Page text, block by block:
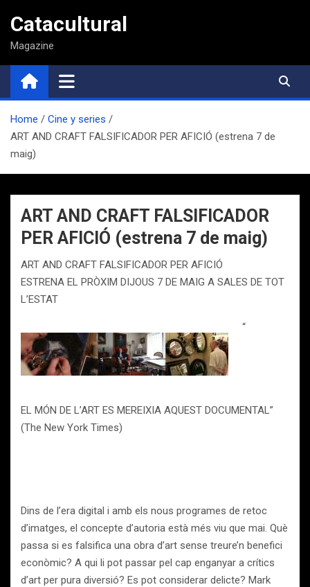
contenido
Catacultural
Magazine
Home
Cine y series
ART AND CRAFT FALSIFICADOR PER AFICIÓ (estrena 7 de
maig)
ART AND CRAFT FALSIFICADOR
PER AFICIÓ (estrena 7 de maig)
ART AND CRAFT FALSIFICADOR PER AFICIÓ
ESTRENA EL PRÒXIM DIJOUS 7 DE MAIG A SALES DE TOT
L’ESTAT
“
EL MÓN DE L’ART ES MEREIXIA AQUEST DOCUMENTAL”
(The New York Times)
Dins de l’era digital i amb els nous programes de retoc
d’imatges, el concepte d’autoria està més viu que mai. Què
passa si es falsifica una obra d’art sense treure’n benefici
econòmic? A qui li pot passar pel cap enganyar a crítics
d’art per pura diversió? Es pot considerar delicte? Mark